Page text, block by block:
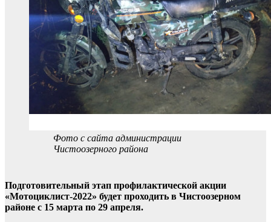
Фото с сайта администрации
Чистоозерного района
Подготовительный этап профилактической акции
«Мотоциклист-2022» будет проходить в Чистоозерном
районе с 15 марта по 29 апреля.